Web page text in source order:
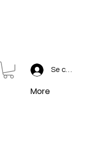
Se
More